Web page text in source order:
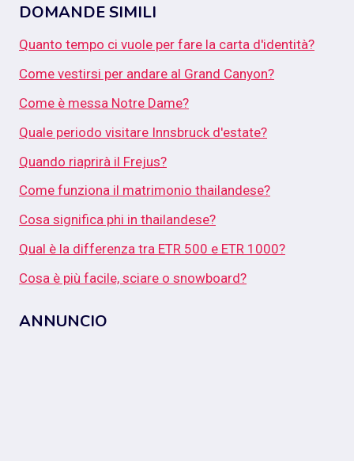
DOMANDE SIMILI
Quanto tempo ci vuole per fare la carta d'identità?
Come vestirsi per andare al Grand Canyon?
Come è messa Notre Dame?
Quale periodo visitare Innsbruck d'estate?
Quando riaprirà il Frejus?
Come funziona il matrimonio thailandese?
Cosa significa phi in thailandese?
Qual è la differenza tra ETR 500 e ETR 1000?
Cosa è più facile, sciare o snowboard?
ANNUNCIO